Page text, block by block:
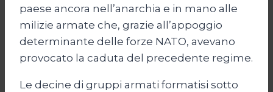
paese ancora nell’anarchia e in mano alle
milizie armate che, grazie all’appoggio
determinante delle forze NATO, avevano
provocato la caduta del precedente regime.
Le decine di gruppi armati formatisi sotto